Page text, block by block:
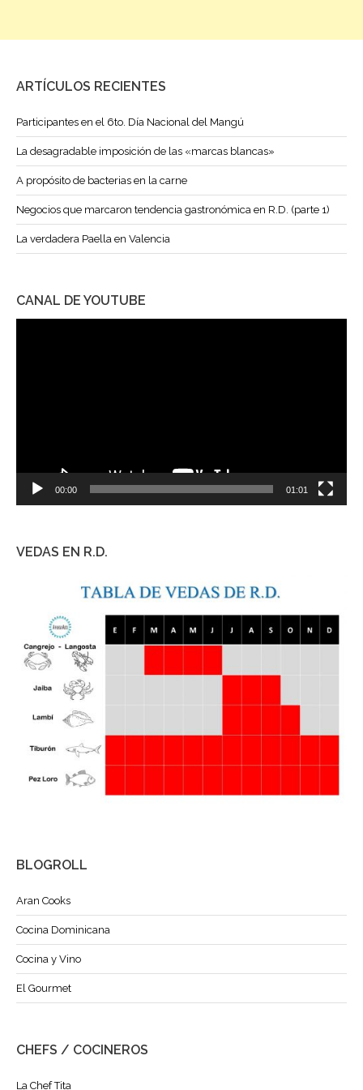
ARTÍCULOS RECIENTES
Participantes en el 6to. Día Nacional del Mangú
La desagradable imposición de las «marcas blancas»
A propósito de bacterias en la carne
Negocios que marcaron tendencia gastronómica en R.D. (parte 1)
La verdadera Paella en Valencia
CANAL DE YOUTUBE
00:00 01:01
VEDAS EN R.D.
BLOGROLL
Aran Cooks
Cocina Dominicana
Cocina y Vino
El Gourmet
CHEFS / COCINEROS
La Chef Tita